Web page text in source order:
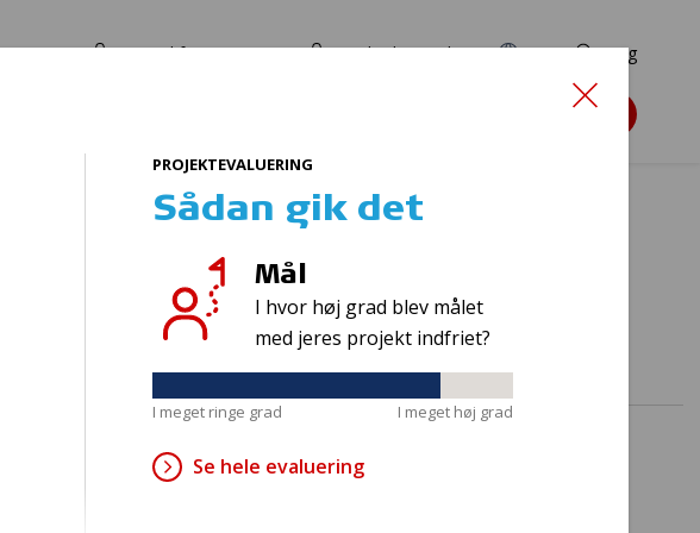
Log ind for ansøgere TryghedsPortalen EN Søg
Søg støtte
& familier
PROJEKTEVALUERING
Sådan gik det
Mål
I hvor høj grad blev målet
med jeres projekt indfriet?
I meget ringe grad I meget høj grad
Se hele evaluering